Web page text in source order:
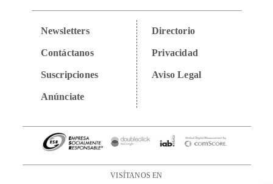
Newsletters
Contáctanos
Suscripciones
Anúnciate
Directorio
Privacidad
Aviso Legal
VISÍTANOS EN